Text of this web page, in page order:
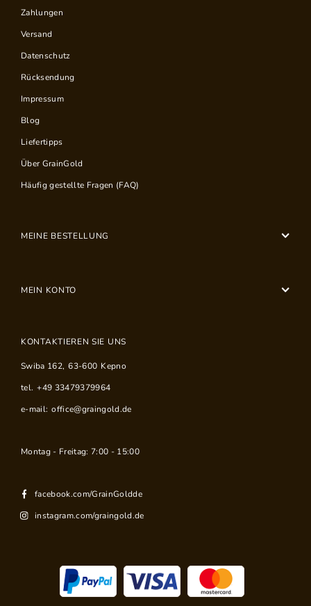
Zahlungen
Versand
Datenschutz
Rücksendung
Impressum
Blog
Liefertipps
Über GrainGold
Häufig gestellte Fragen (FAQ)
MEINE BESTELLUNG
MEIN KONTO
KONTAKTIEREN SIE UNS
Swiba 162, 63-600 Kepno
tel. +49 33479379964
e-mail: office@graingold.de
Montag - Freitag: 7:00 - 15:00
facebook.com/GrainGoldde
instagram.com/graingold.de